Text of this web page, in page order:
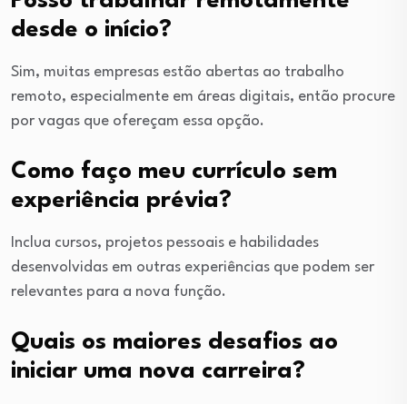
desde o início?
Sim, muitas empresas estão abertas ao trabalho
remoto, especialmente em áreas digitais, então procure
por vagas que ofereçam essa opção.
Como faço meu currículo sem
experiência prévia?
Inclua cursos, projetos pessoais e habilidades
desenvolvidas em outras experiências que podem ser
relevantes para a nova função.
Quais os maiores desafios ao
iniciar uma nova carreira?